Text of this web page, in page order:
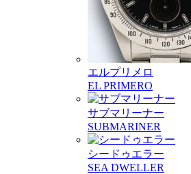
エルプリメロ
EL PRIMERO
サブマリーナー
SUBMARINER
シードゥエラー
SEA DWELLER